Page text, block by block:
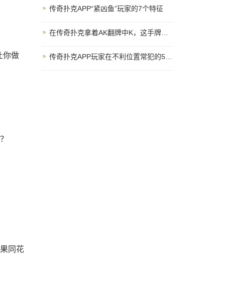
你做
同花
传奇扑克APP“紧凶鱼”玩家的7个特征
在传奇扑克拿着AK翻牌中K，这手牌你会怎么打？
传奇扑克APP玩家在不利位置常犯的5个错误